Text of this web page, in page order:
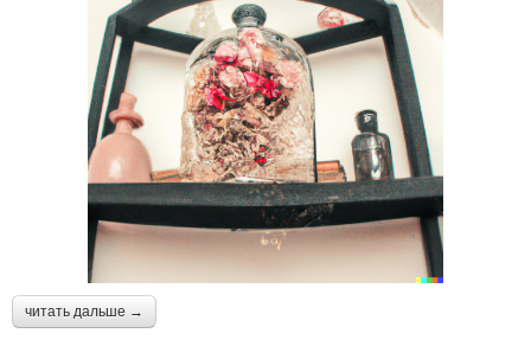
читать дальше →